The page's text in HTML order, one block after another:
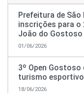
Prefeitura de
inscrições para o
João do Gostoso
01/06/2026
3º Open
turismo
18/06/2026